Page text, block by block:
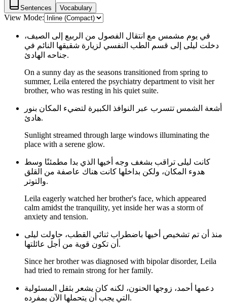
Sentences Vocabulary
View Mode:
في يوم مشمس مع انتقال الفصول من الربيع إلى الصيف،
دخلت ليلى إلى قسم الطب النفسي لزيارة شقيقها النائم في
جناحه الهادئ.
On a sunny day as the seasons transitioned from spring to
summer, Leila entered the psychiatry department to visit her
brother, who was resting in his quiet suite.
أشعة الشمس تتسرب عبر النوافذ الكبيرة لتضيء المكان بنور
هادئ.
Sunlight streamed through large windows illuminating the
place with a serene glow.
كانت ليلى تراقب بشغف وجه أخيها الذي بدا مطمئنًا وسط
هدوء المكان، ولكن بداخلها كانت هناك عاصفة من القلق
والتوتر.
Leila eagerly watched her brother's face, which appeared
calm amidst the tranquility, yet inside her was a storm of
anxiety and tension.
منذ أن تم تشخيص أخيها باضطراب ثنائي القطب، حاولت ليلى
أن تكون قوية من أجل عائلتها.
Since her brother was diagnosed with bipolar disorder, Leila
had tried to remain strong for her family.
دعمها أحمد، زوجها الحنون، لكنه كان يشعر بثقل المسئولية
التي يجب أن يتحملها الآن بمفرده.